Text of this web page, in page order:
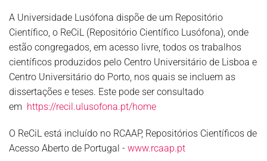
A Universidade Lusófona dispõe de um Repositório
Científico, o ReCiL (Repositório Científico Lusófona), onde
estão congregados, em acesso livre, todos os trabalhos
científicos produzidos pelo Centro Universitário de Lisboa e
Centro Universitário do Porto, nos quais se incluem as
dissertações e teses. Este pode ser consultado
em https://recil.ulusofona.pt/home
O ReCiL está incluído no RCAAP, Repositórios Científicos de
Acesso Aberto de Portugal - www.rcaap.pt